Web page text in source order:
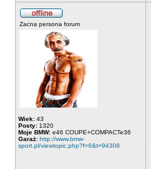
Zacna persona forum
Wiek: 43
Posty: 1320
Moje BMW: e46 COUPE+COMPACTe36
Garaż: http://www.bmw-
sport.pl/viewtopic.php?f=6&t=94308